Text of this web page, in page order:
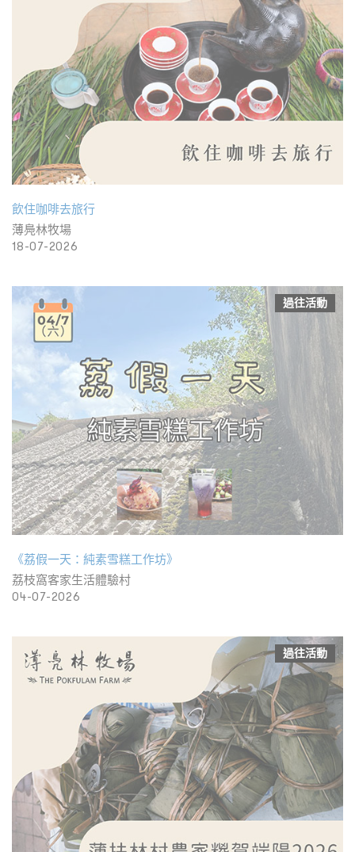
飲住咖啡去旅行
薄鳧林牧場
18-07-2026
過往活動
《荔假一天：純素雪糕工作坊》
荔枝窩客家生活體驗村
04-07-2026
過往活動